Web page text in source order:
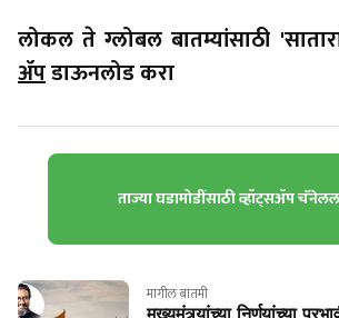
लोकल ते ग्लोबल बातम्यांसाठी
ॲपडाऊनलोड करा
ताज्या घडामोडींसाठी व्हॉट्सॲप
मागील बातमी